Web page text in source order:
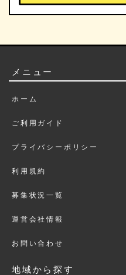
メニュー
ホーム
ご利用ガイド
プライバシーポリシー
利用規約
募集状況一覧
運営会社情報
お問い合わせ
地域から探す